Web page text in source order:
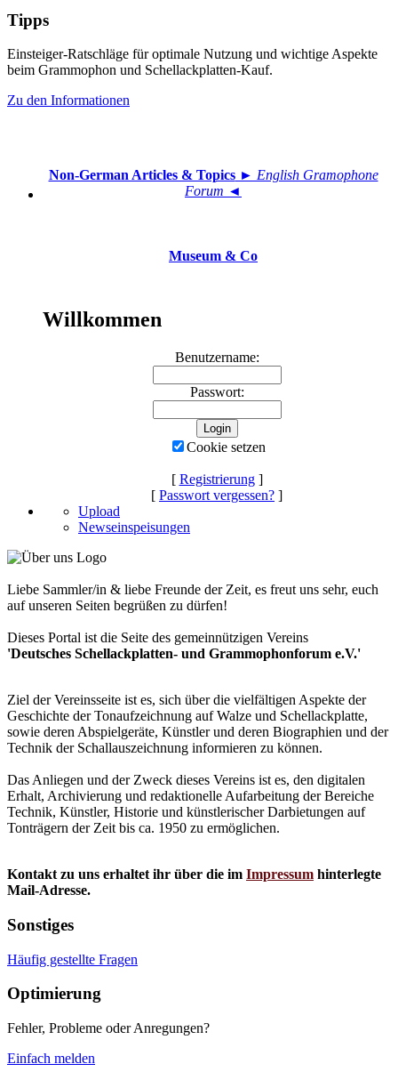
Tipps
Einsteiger-Ratschläge für optimale Nutzung und wichtige Aspekte
beim Grammophon und Schellackplatten-Kauf.
Zu den Informationen
Non-German Articles & Topics► English Gramophone
Forum ◄
Museum & Co
Willkommen
Benutzername:
Passwort:
Cookie setzen
[ Registrierung]
[ Passwort vergessen? ]
Upload
Newseinspeisungen
Liebe Sammler/in & liebe Freunde der Zeit, es freut uns sehr, euch
auf unseren Seiten begrüßen zu dürfen!
Dieses Portal ist die Seite des gemeinnützigen Vereins
'Deutsches Schellackplatten- und Grammophonforum e.V.'
Ziel der Vereinsseite ist es, sich über die vielfältigen Aspekte der
Geschichte der Tonaufzeichnung auf Walze und Schellackplatte,
sowie deren Abspielgeräte, Künstler und deren Biographien und der
Technik der Schallauszeichnung informieren zu können.
Das Anliegen und der Zweck dieses Vereins ist es, den digitalen
Erhalt, Archivierung und redaktionelle Aufarbeitung der Bereiche
Technik, Künstler, Historie und künstlerischer Darbietungen auf
Tonträgern der Zeit bis ca. 1950 zu ermöglichen.
Kontakt zu uns erhaltet ihr über die im Impressum hinterlegte
Mail-Adresse.
Sonstiges
Häufig gestellte Fragen
Optimierung
Fehler, Probleme oder Anregungen?
Einfach melden